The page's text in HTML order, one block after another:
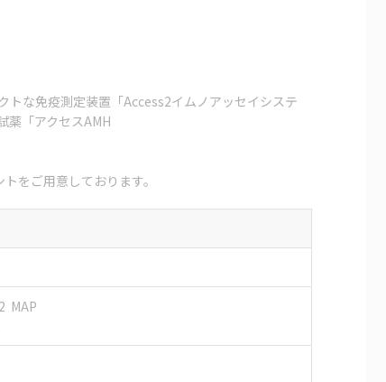
な免疫測定装置「Access2イムノアッセイシステ
薬「アクセスAMH
をご用意しております。
MAP